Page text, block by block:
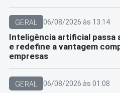
GERAL 06/08/2026 às 13:14
Inteligência artificial passa
e redefine a vantagem
empresas
GERAL 06/08/2026 às 01:08